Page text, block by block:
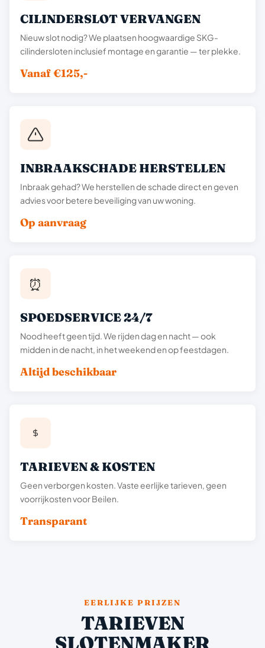
CILINDERSLOT VERVANGEN
Nieuw slot nodig? We plaatsen hoogwaardige SKG-
cilindersloten inclusief montage en garantie — ter plekke.
Vanaf €125,-
INBRAAKSCHADE HERSTELLEN
Inbraak gehad? We herstellen de schade direct en geven
advies voor betere beveiliging van uw woning.
Op aanvraag
⏰
SPOEDSERVICE 24/7
Nood heeft geen tijd. We rijden dag en nacht — ook
midden in de nacht, in het weekend en op feestdagen.
Altijd beschikbaar
TARIEVEN & KOSTEN
Geen verborgen kosten. Vaste eerlijke tarieven, geen
voorrijkosten voor Beilen.
Transparant
EERLIJKE PRIJZEN
TARIEVEN
SLOTENMAKER